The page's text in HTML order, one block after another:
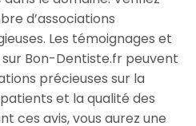
d’associations
Les témoignages et
Bon-Dentiste.fr peuvent
précieuses sur la
et la qualité des
ces avis, vous aurez une